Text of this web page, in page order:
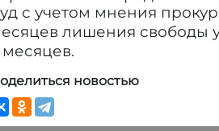
с учетом мнения
лишения свободы
месяцев.
новостью